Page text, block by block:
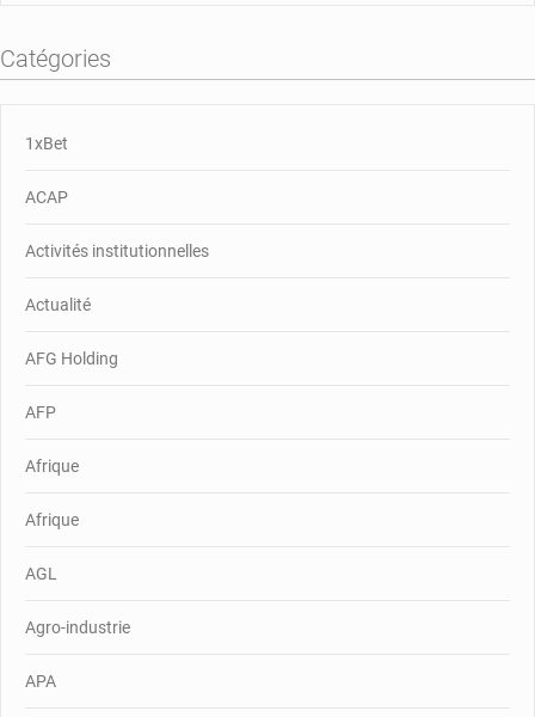
Catégories
1xBet
ACAP
Activités institutionnelles
Actualité
AFG Holding
AFP
Afrique
Afrique
AGL
Agro-industrie
APA